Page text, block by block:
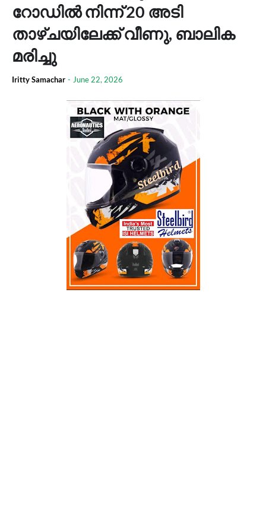
റോഡിൽ നിന്ന് 20 അടി
താഴ്ചയിലേക്ക് വീണു, ബാലിക
മരിച്ചു
Iritty Samachar - June 22, 2026